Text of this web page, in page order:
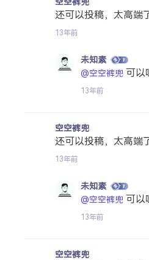
还可以投稿，太高端
13年前
未知素
@空空裤兜 可以
13年前
空空裤兜
还可以投稿，太高端
13年前
未知素
@空空裤兜 可以
13年前
空空裤兜